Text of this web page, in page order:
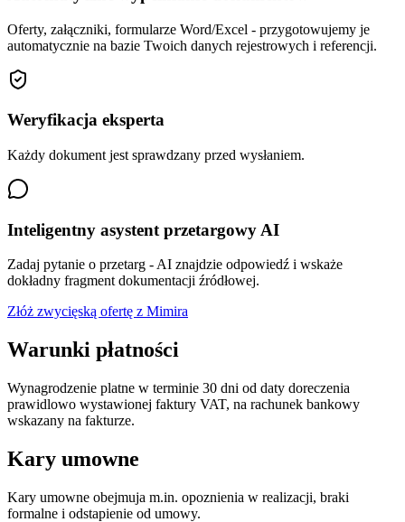
Oferty, załączniki, formularze Word/Excel - przygotowujemy je
automatycznie na bazie Twoich danych rejestrowych i referencji.
Weryfikacja eksperta
Każdy dokument jest sprawdzany przed wysłaniem.
Inteligentny asystent przetargowy AI
Zadaj pytanie o przetarg - AI znajdzie odpowiedź i wskaże
dokładny fragment dokumentacji źródłowej.
Złóż zwycięską ofertę z Mimira
Warunki płatności
Wynagrodzenie platne w terminie 30 dni od daty doreczenia
prawidlowo wystawionej faktury VAT, na rachunek bankowy
wskazany na fakturze.
Kary umowne
Kary umowne obejmuja m.in. opoznienia w realizacji, braki
formalne i odstapienie od umowy.